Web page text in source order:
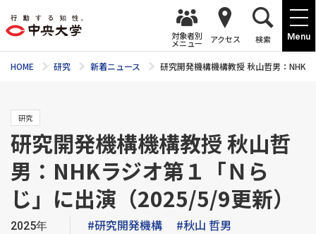
Menu
対象者別
メニュー アクセス 検索
HOME 研究 新着ニュース 研究開発機構機構教授 秋山哲男：NHK
研究
研究開発機構機構教授 秋山哲
男：NHKラジオ第１「Ｎら
じ」に出演（2025/5/9更新）
2025年
#研究開発機構
#秋山 哲男